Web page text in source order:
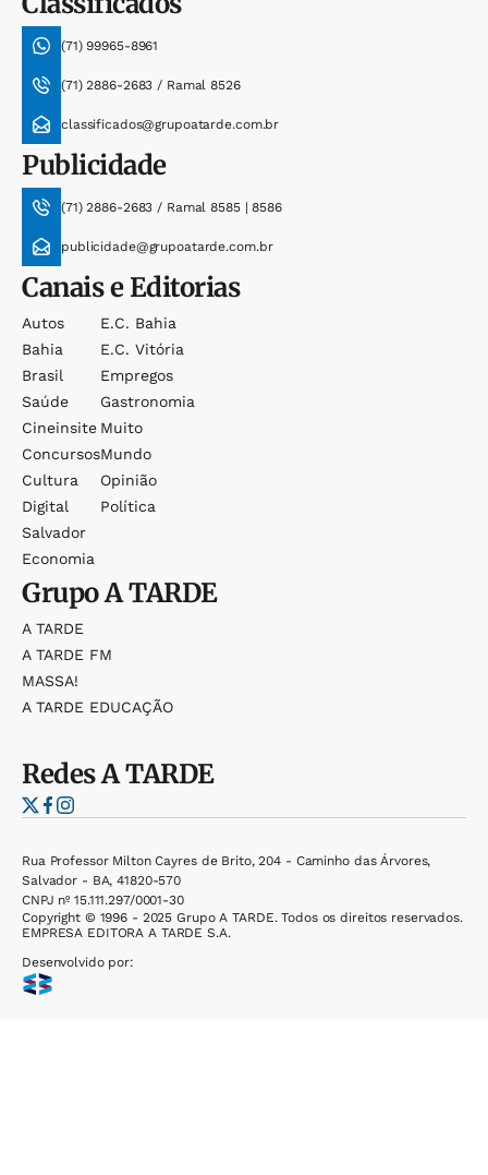
(71) 99965-8961
(71) 2886-2683 / Ramal 8526
classificados@grupoatarde.com.br
Publicidade
(71) 2886-2683 / Ramal 8585 | 8586
publicidade@grupoatarde.com.br
Canais e Editorias
Autos
Bahia
Brasil
Saúde
Cineinsite
Concursos
Cultura
Digital
Salvador
Economia
E.c. Bahia
E.c. Vitória
Empregos
Gastronomia
Muito
Mundo
Opinião
Política
GrupoA TARDE
A TARDE
A TARDE FM
MASSA!
A TARDE EDUCAÇÃO
RedesA TARDE
Rua Professor Milton Cayres de Brito, 204 - Caminho das Árvores,
Salvador - BA, 41820-570
CNPJ nº 15.111.297/0001-30
Copyright © 1996 - 2025 Grupo A TARDE. Todos os direitos reservados.
EMPRESA EDITORA A TARDE S.A.
Desenvolvido por: